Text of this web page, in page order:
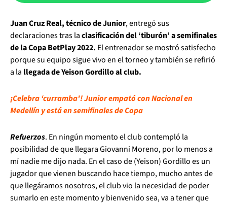
Juan Cruz Real, técnico de Junior, entregó sus
declaraciones tras laclasificación del ‘tiburón’ a semifinales
de la Copa BetPlay 2022. El entrenador se mostró satisfecho
porque su equipo sigue vivo en el torneo y también se refirió
a la llegada de Yeison Gordillo al club.
¡Celebra ‘curramba'! Junior empató con Nacional en
Medellín y está en semifinales de Copa
Refuerzos. En ningún momento el club contempló la
posibilidad de que llegara Giovanni Moreno, por lo menos a
mí nadie me dijo nada. En el caso de (Yeison) Gordillo es un
jugador que vienen buscando hace tiempo, mucho antes de
que llegáramos nosotros, el club vio la necesidad de poder
sumarlo en este momento y bienvenido sea, va a tener que